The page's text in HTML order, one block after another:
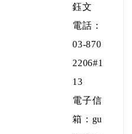
鈺文
電話：
03-870
2206#1
13
電子信
箱：gu